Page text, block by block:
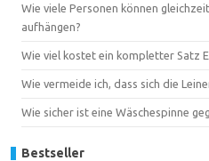
Wie viele Personen können
aufhängen?
Wie viel kostet ein kompletter Satz
Wie vermeide ich, dass sich die
Wie sicher ist eine Wäschespinne
Bestseller